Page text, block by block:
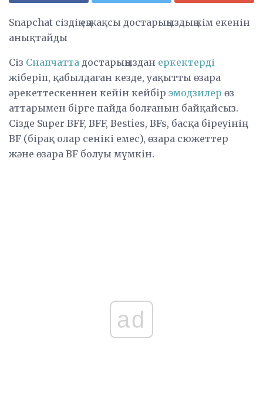
Snapchat сіздің ең жақсы достарыңыздың кім екенін
анықтайды
Сіз Снапчатта достарыңыздан еркектерді
жіберіп, қабылдаған кезде, уақытты өзара
әрекеттескеннен кейін кейбір эмодзилер өз
аттарымен бірге пайда болғанын байқайсыз.
Сізде Super BFF, BFF, Besties, BFs, басқа біреуінің
BF (бірақ олар сенікі емес), өзара сюжеттер
және өзара BF болуы мүмкін.
ad